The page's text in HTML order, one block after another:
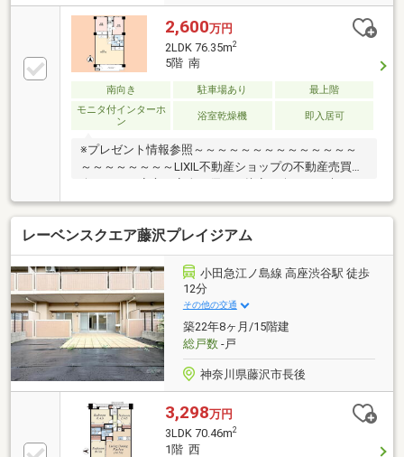
2,600万円
2LDK 76.35m2
5階 南
南向き 駐車場あり
最上階
モニタ付インターホ
ン
浴室乾燥機 即入居可
※プレゼント情報参照～～～～～～～～～～～～～～
～～～～～～～～LIXIL不動産ショップの不動産売買仲
ださい♪他社さんとの違いをご堪能下さいませ！～～
～～～～～～～～～～～～～～～～～～～～≪湘南台
小学校・湘南台中学校≫火曜・水曜も営業中！リフォ
ームのご相談も無料で承ります。◆小田急江ノ島線
「湘南台」駅徒歩8分！◆2026年2月リノベーション済
み！●ご内見希望・物件所在地の詳細・付近の物件情
報等はコチラまでTEL 046-240-1982
レーベンスクエア藤沢プレイジアム
小田急江ノ島線 高座渋谷駅 徒歩
12分
その他の交通
築22年8ヶ月/15階建
総戸数-戸
神奈川県藤沢市長後
3,298万円
3LDK 70.46m2
1階 西